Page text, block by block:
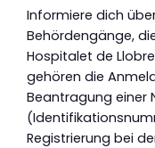
Informiere dich
Behördengänge,
Hospitalet de
gehören die
Beantragung einer
Registrierung bei